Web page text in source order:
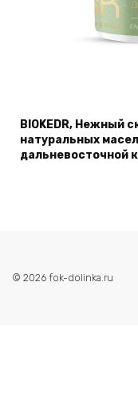
BIOKEDR, Нежный
натуральных
дальневосточной
© 2026 fok-dolinka.ru